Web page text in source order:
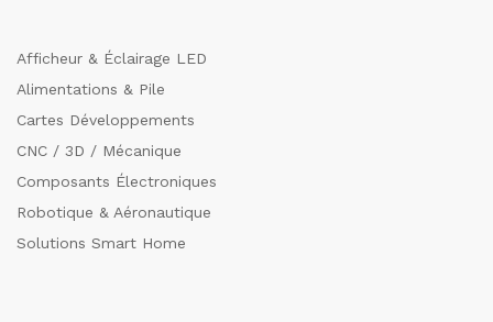
Afficheur & Éclairage LED
Alimentations & Pile
Cartes Développements
CNC / 3D / Mécanique
Composants Électroniques
Robotique & Aéronautique
Solutions Smart Home